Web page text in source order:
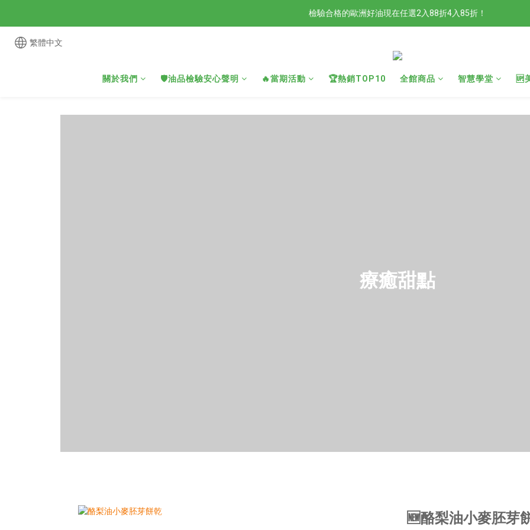
檢驗合格的歐洲好油現在任選2入88折4入85折！
檢驗合格的歐洲好油現在任選2入88折4入85折！
繁體中文
關於我們 🛡️油品檢驗安心聲明 🔥當期活動 🏆熱銷TOP10 全館商品 智慧學堂 🆙
療癒甜點
🆕酪梨油小麥胚芽